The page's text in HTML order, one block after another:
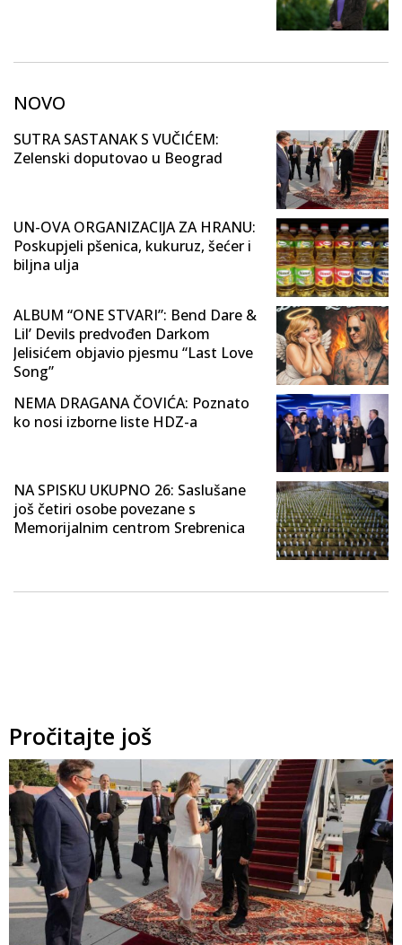
NOVO
SUTRA SASTANAK S VUČIĆEM:
Zelenski doputovao u Beograd
UN-OVA ORGANIZACIJA ZA HRANU:
Poskupjeli pšenica, kukuruz, šećer i
biljna ulja
ALBUM “ONE STVARI”: Bend Dare &
Lil’ Devils predvođen Darkom
Jelisićem objavio pjesmu “Last Love
Song”
NEMA DRAGANA ČOVIĆA: Poznato
ko nosi izborne liste HDZ-a
NA SPISKU UKUPNO 26: Saslušane
još četiri osobe povezane s
Memorijalnim centrom Srebrenica
Pročitajte još